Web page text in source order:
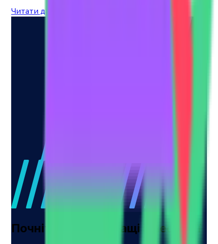
Читати далі
Почніть робити кращі інвестиції